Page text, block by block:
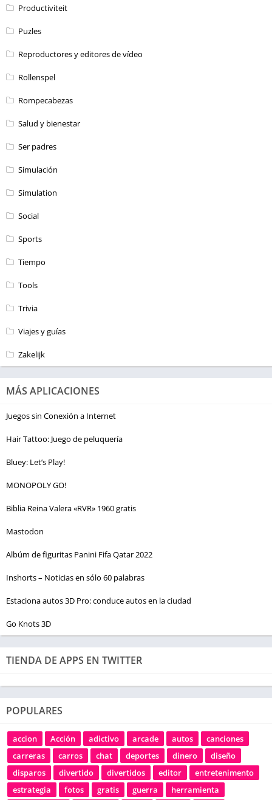
Productiviteit
Puzles
Reproductores y editores de vídeo
Rollenspel
Rompecabezas
Salud y bienestar
Ser padres
Simulación
Simulation
Social
Sports
Tiempo
Tools
Trivia
Viajes y guías
Zakelijk
MÁS APLICACIONES
Juegos sin Conexión a Internet
Hair Tattoo: Juego de peluquería
Bluey: Let’s Play!
MONOPOLY GO!
Biblia Reina Valera «RVR» 1960 gratis
Mastodon
Albúm de figuritas Panini Fifa Qatar 2022
Inshorts – Noticias en sólo 60 palabras
Estaciona autos 3D Pro: conduce autos en la ciudad
Go Knots 3D
TIENDA DE APPS EN TWITTER
POPULARES
accion Acción adictivo arcade autos
canciones
carreras
carros chat deportes dinero
diseño
disparos
divertido divertidos editor
entretenimento
estrategia
fotos gratis guerra herramienta